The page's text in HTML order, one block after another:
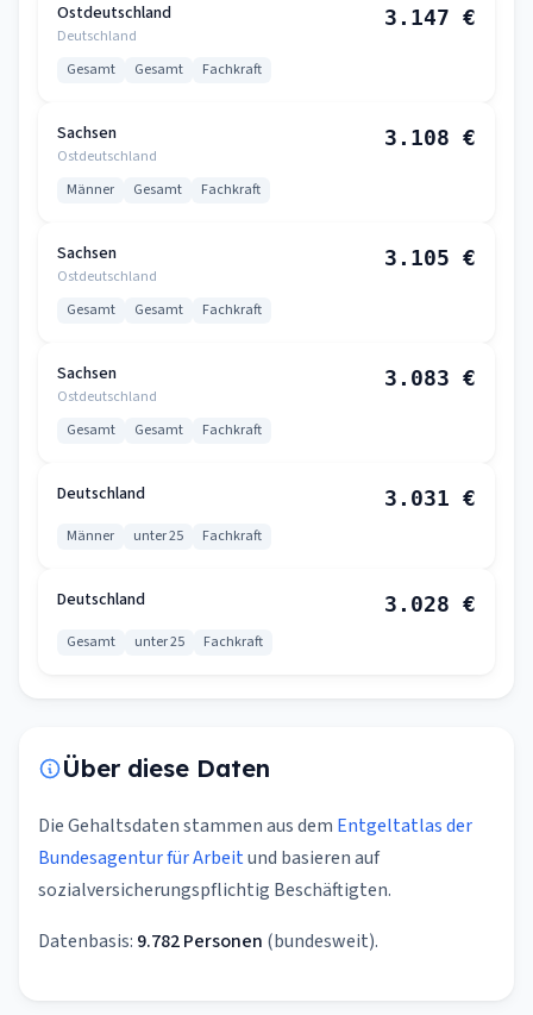
Ostdeutschland
Deutschland
3.147 €
Gesamt Gesamt Fachkraft
Sachsen
Ostdeutschland
3.108 €
Männer Gesamt Fachkraft
Sachsen
Ostdeutschland
3.105 €
Gesamt Gesamt Fachkraft
Sachsen
Ostdeutschland
3.083 €
Gesamt Gesamt Fachkraft
Deutschland 3.031 €
Männer unter 25 Fachkraft
Deutschland 3.028 €
Gesamt unter 25 Fachkraft
Über diese Daten
Die Gehaltsdaten stammen aus dem Entgeltatlas der
Bundesagentur für Arbeitund basieren auf
sozialversicherungspflichtig Beschäftigten.
Datenbasis: 9.782 Personen (bundesweit).